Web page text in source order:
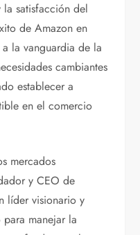
satisfacción del
de Amazon en
la vanguardia de la
cambiantes
establecer a
en el comercio
mercados
y CEO de
líder visionario y
manejar la